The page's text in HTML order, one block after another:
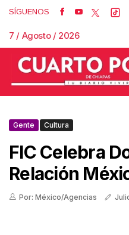
SÍGUENOS
7 / Agosto / 2026
Gente Cultura
FIC Celebra
Relación
Por: México/Agencias